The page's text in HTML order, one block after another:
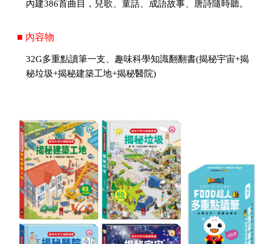
內建386首曲目，兒歌、童話、成語故事、唐詩隨時聽。
■ 內容物
32G多重點讀筆一支、趣味科學知識翻翻書(揭秘宇宙+揭
秘垃圾+揭秘建築工地+揭秘醫院)